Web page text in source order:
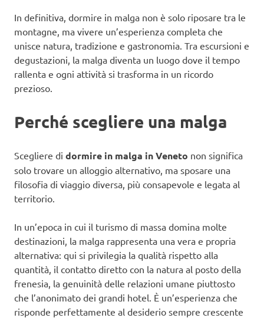
In definitiva, dormire in malga non è solo riposare tra le
montagne, ma vivere un’esperienza completa che
unisce natura, tradizione e gastronomia. Tra escursioni e
degustazioni, la malga diventa un luogo dove il tempo
rallenta e ogni attività si trasforma in un ricordo
prezioso.
Perché scegliere una malga
Scegliere di dormire in malga in Veneto non significa
solo trovare un alloggio alternativo, ma sposare una
filosofia di viaggio diversa, più consapevole e legata al
territorio.
In un’epoca in cui il turismo di massa domina molte
destinazioni, la malga rappresenta una vera e propria
alternativa: qui si privilegia la qualità rispetto alla
quantità, il contatto diretto con la natura al posto della
frenesia, la genuinità delle relazioni umane piuttosto
che l’anonimato dei grandi hotel. È un’esperienza che
risponde perfettamente al desiderio sempre crescente